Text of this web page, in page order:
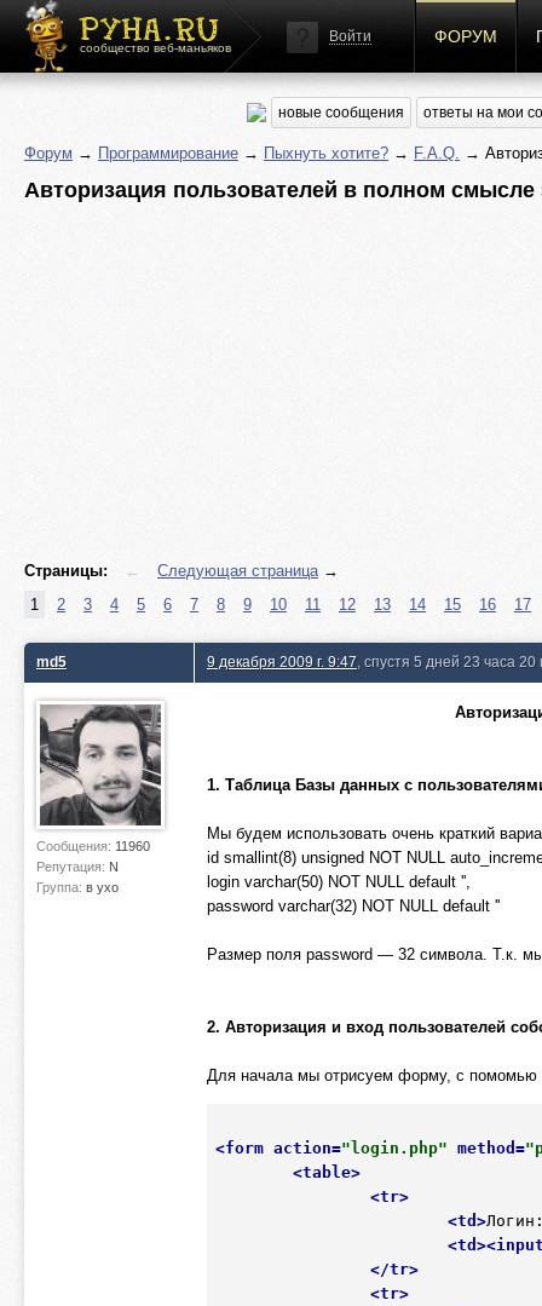
сообщество веб-маньяков
Войти ФОРУМ
новые сообщения ответы на мои
Форум → Программирование → Пыхнуть хотите? → F.A.Q. →
Авторизация пользователей в полном смысле
Страницы: ← Следующая страница→
1
2 3 4 5 6 7 8 9 10 11 12 13 14 15 16 17
md5
Сообщения: 11960
Репутация: N
Группа: в ухо
9 декабря 2009 г. 9:47 , спустя 5 дней 23 часа 20
1. Таблица Базы данных с
Мы будем использовать очень краткий
id smallint(8) unsigned NOT NULL
login varchar(50) NOT NULL default '',
password varchar(32) NOT NULL default ''
Размер поля password — 32 символа. Т.к.
2. Авторизация и вход пользователей
Для начала мы отрисуем форму, с помомью
<form action="login.php" method =
<table>
<tr>
<td >
<td ><
</tr>
<tr>